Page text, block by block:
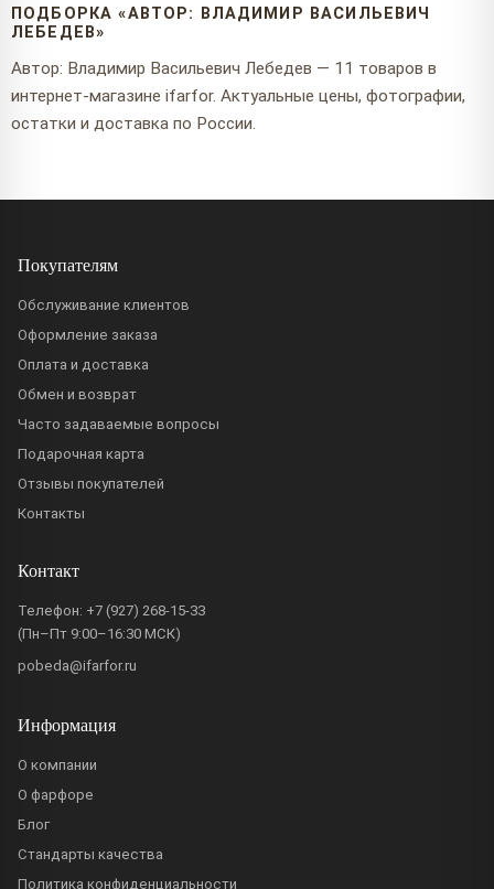
ПОДБОРКА «АВТОР: ВЛАДИМИР ВАСИЛЬЕВИЧ
ЛЕБЕДЕВ»
Автор: Владимир Васильевич Лебедев — 11 товаров в
интернет-магазине ifarfor. Актуальные цены, фотографии,
остатки и доставка по России.
Покупателям
Обслуживание клиентов
Оформление заказа
Оплата и доставка
Обмен и возврат
Часто задаваемые вопросы
Подарочная карта
Отзывы покупателей
Контакты
Контакт
Телефон: +7 (927) 268-15-33
(Пн–Пт 9:00–16:30 МСК)
pobeda@ifarfor.ru
Информация
О компании
О фарфоре
Блог
Стандарты качества
Политика конфиденциальности